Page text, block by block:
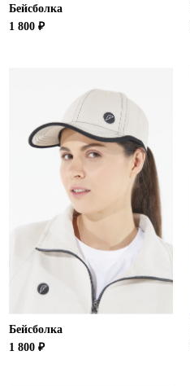
Бейсболка
1 800 ₽
Бейсболка
1 800 ₽